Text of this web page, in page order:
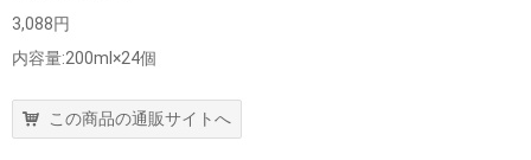
3,088円
内容量:200ml×24個
この商品の通販サイトへ